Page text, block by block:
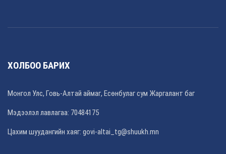
ХОЛБОО БАРИХ
Монгол Улс, Говь-Алтай аймаг, Есөнбулаг сум Жаргалант баг
Мэдээлэл лавлагаа: 70484175
Цахим шуудангийн хаяг: govi-altai_tg@shuukh.mn